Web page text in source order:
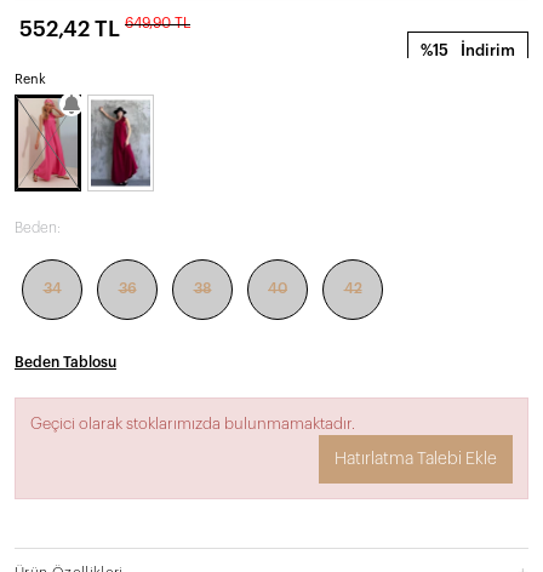
%15 İndirim
552,42 TL 649,90 TL
Renk
Beden:
34 36 38 40 42
Beden Tablosu
Geçici olarak stoklarımızda bulunmamaktadır.
Hatırlatma Talebi Ekle